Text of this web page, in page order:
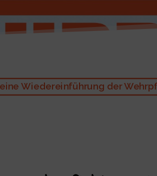
Wiedereinführung der